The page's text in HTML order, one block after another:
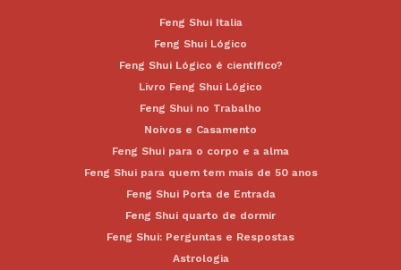
Feng Shui Italia
Feng Shui Lógico
Feng Shui Lógico é científico?
Livro Feng Shui Lógico
Feng Shui no Trabalho
Noivos e Casamento
Feng Shui para o corpo e a alma
Feng Shui para quem tem mais de 50 anos
Feng Shui Porta de Entrada
Feng Shui quarto de dormir
Feng Shui: Perguntas e Respostas
Astrologia